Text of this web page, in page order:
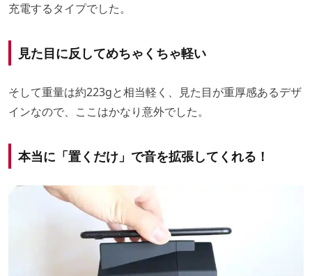
充電するタイプでした。
見た目に反してめちゃくちゃ軽い
そして重量は約223gと相当軽く、見た目が重厚感あるデザ
インなので、ここはかなり意外でした。
本当に「置くだけ」で音を拡張してくれる！